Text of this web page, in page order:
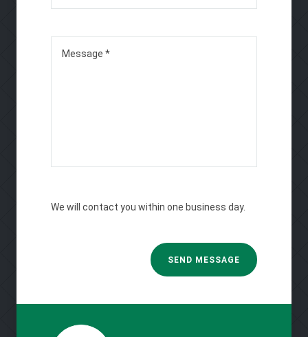
We will contact you within one business day.